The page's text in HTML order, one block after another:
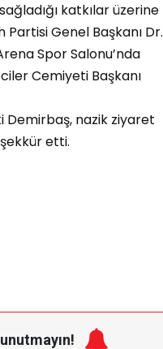
katkılar üzerine
Partisi Genel Başkanı Dr.
Spor Salonu’nda
Cemiyeti Başkanı
Demirbaş, nazik ziyaret
etti.